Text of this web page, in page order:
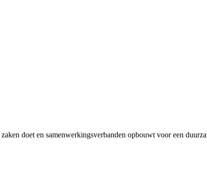
doet en samenwerkingsverbanden opbouwt voor een